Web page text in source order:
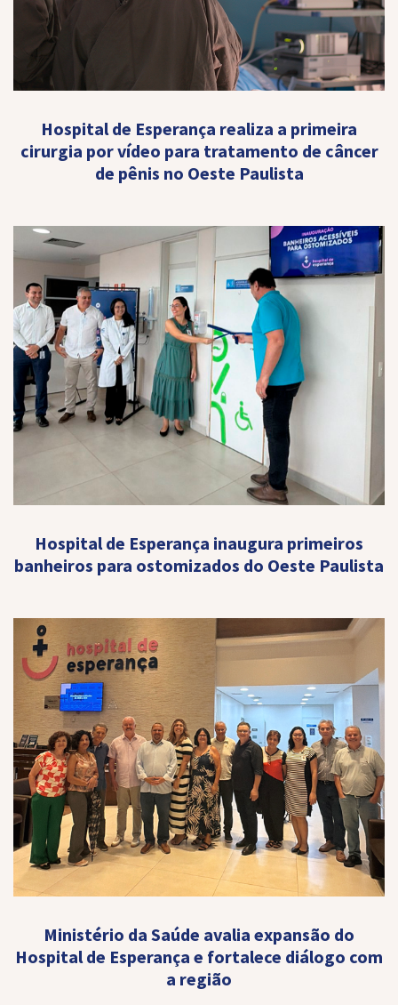
Hospital de Esperança realiza a primeira
cirurgia por vídeo para tratamento de câncer
de pênis no Oeste Paulista
Hospital de Esperança inaugura primeiros
banheiros para ostomizados do Oeste Paulista
Ministério da Saúde avalia expansão do
Hospital de Esperança e fortalece diálogo com
a região